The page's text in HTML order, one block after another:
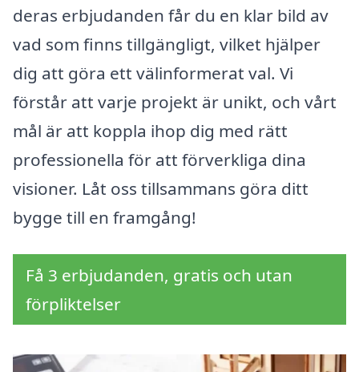
deras erbjudanden får du en klar bild av
vad som finns tillgängligt, vilket hjälper
dig att göra ett välinformerat val. Vi
förstår att varje projekt är unikt, och vårt
mål är att koppla ihop dig med rätt
professionella för att förverkliga dina
visioner. Låt oss tillsammans göra ditt
bygge till en framgång!
Få 3 erbjudanden, gratis och utan
förpliktelser